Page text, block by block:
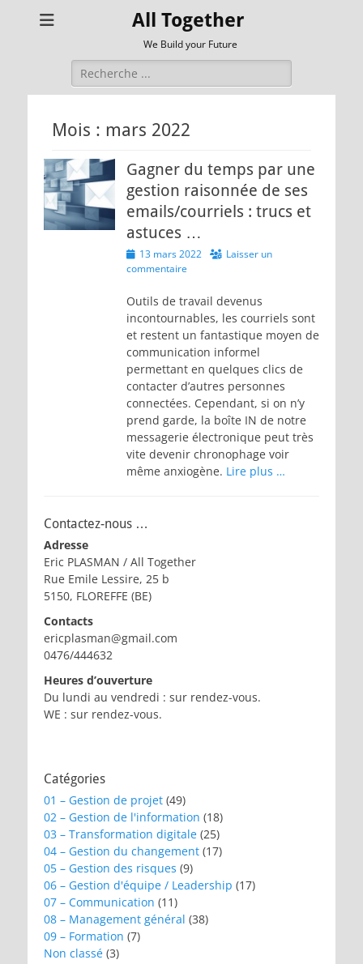
All Together
We Build your Future
Rechercher :
Mois : mars 2022
Gagner du temps par une
gestion raisonnée de ses
emails/courriels : trucs et
astuces …
Posted
on
13 mars 2022
Laisser un
commentaire
Outils de travail devenus
incontournables, les courriels sont
et restent un fantastique moyen de
communication informel
permettant en quelques clics de
contacter d’autres personnes
connectées. Cependant, si on n’y
prend garde, la boîte IN de notre
messagerie électronique peut très
vite devenir chronophage voir
même anxiogène. Lire plus …
Contactez-nous …
Adresse
Eric PLASMAN / All Together
Rue Emile Lessire, 25 b
5150, FLOREFFE (BE)
Contacts
ericplasman@gmail.com
0476/444632
Heures d’ouverture
Du lundi au vendredi : sur rendez-vous.
WE : sur rendez-vous.
Catégories
01 – Gestion de projet (49)
02 – Gestion de l'information (18)
03 – Transformation digitale (25)
04 – Gestion du changement (17)
05 – Gestion des risques (9)
06 – Gestion d'équipe / Leadership (17)
07 – Communication (11)
08 – Management général (38)
09 – Formation (7)
Non classé (3)